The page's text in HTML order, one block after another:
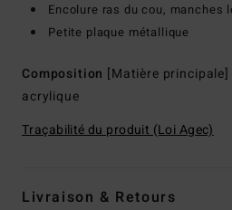
Encolure ras du cou, manches
Petite plaque métallique
Composition [Matière principale]
acrylique
Traçabilité du produit (Loi Agec)
Livraison & Retours